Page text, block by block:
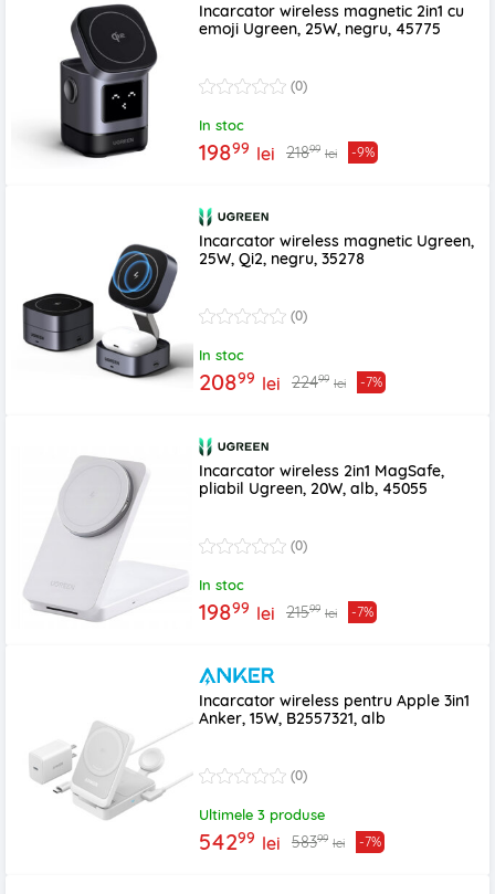
Incarcator wireless magnetic 2in1 cu
emoji Ugreen, 25W, negru, 45775
(0)
In stoc
19899 lei 21899 lei -9%
Incarcator wireless magnetic Ugreen,
25W, Qi2, negru, 35278
(0)
In stoc
20899 lei 22499 lei -7%
Incarcator wireless 2in1 MagSafe,
pliabil Ugreen, 20W, alb, 45055
(0)
In stoc
19899 lei 21599 lei -7%
Incarcator wireless pentru Apple 3in1
Anker, 15W, B2557321, alb
(0)
Ultimele 3 produse
54299 lei 58399 lei -7%